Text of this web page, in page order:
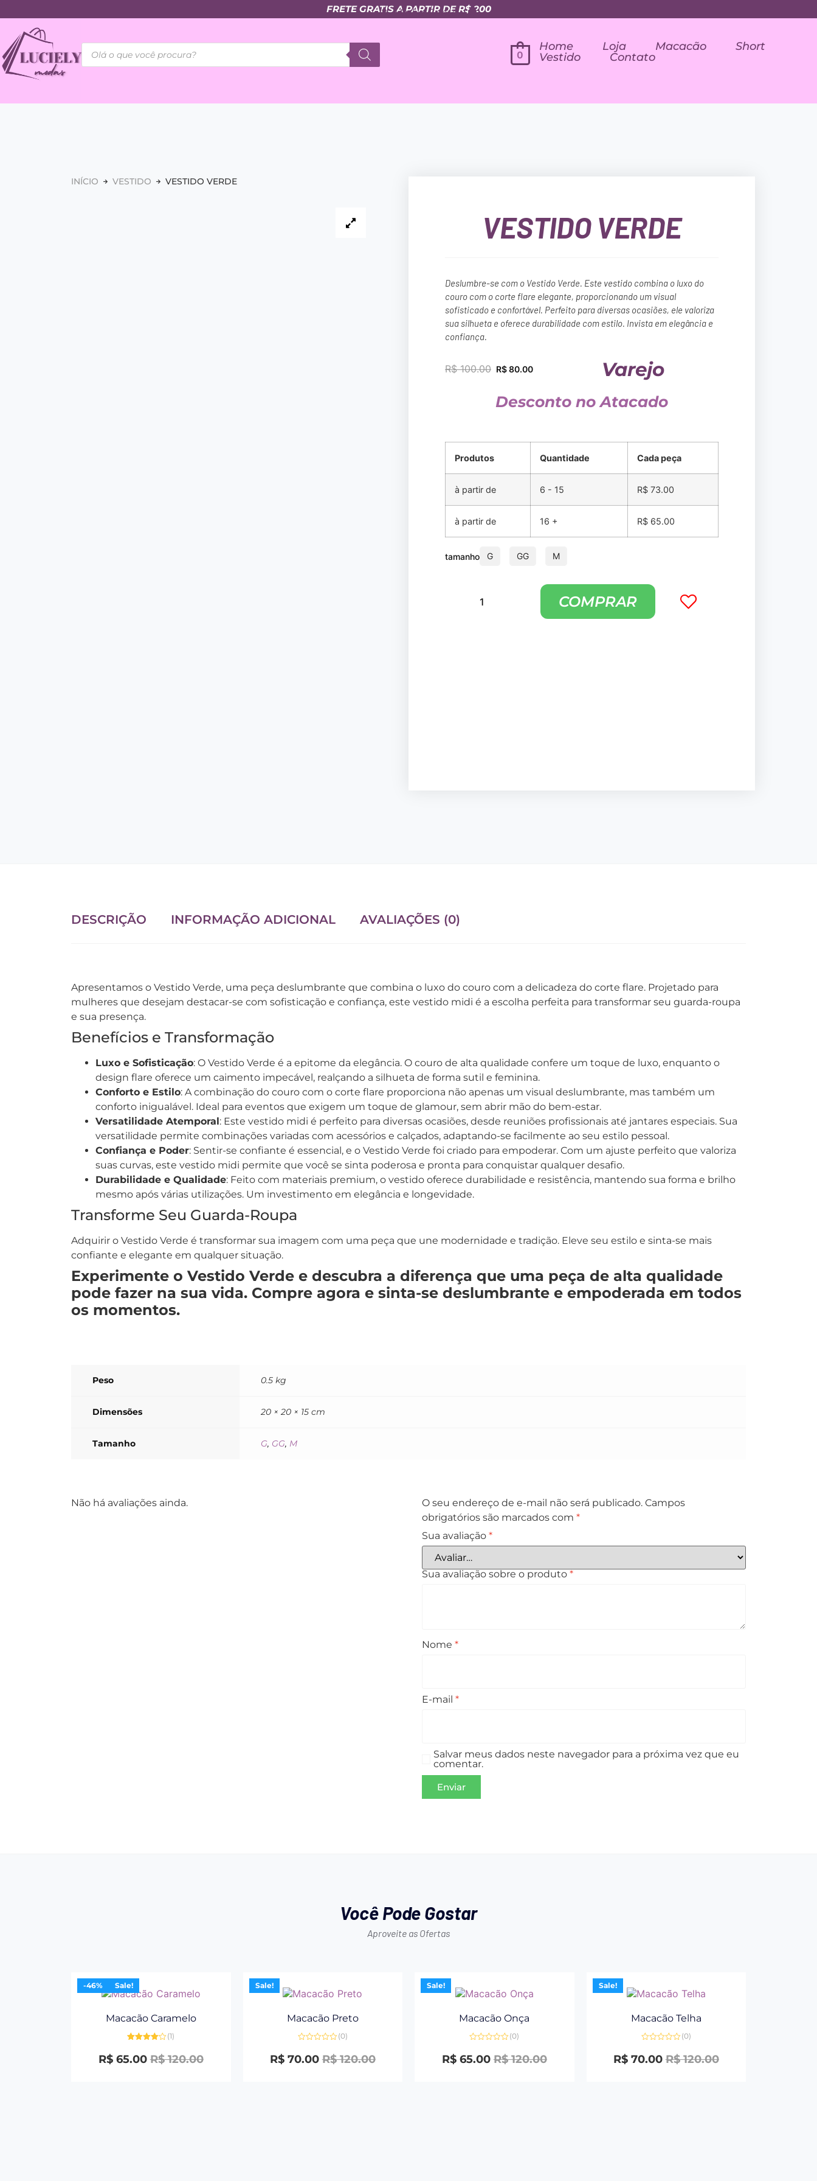
FRETE GRATIS A PARTIR DE R$ 200
Minha Conta
0
Home Loja Macacão
Short
Vestido
Contato
INÍCIO VESTIDO VESTIDO VERDE
VESTIDO VERDE
Deslumbre-se com o Vestido Verde. Este vestido combina o luxo do
couro com o corte flare elegante, proporcionando um visual
sofisticado e confortável. Perfeito para diversas ocasiões, ele valoriza
sua silhueta e oferece durabilidade com estilo. Invista em elegância e
confiança.
R$100.00 R$80.00 Varejo
Desconto no Atacado
Produtos Quantidade Cada peça
à partir de 6 - 15 R$ 73.00
à partir de 16 + R$ 65.00
tamanho G GG M
COMPRAR
DESCRIÇÃO INFORMAÇÃO ADICIONAL AVALIAÇÕES (0)
Apresentamos o Vestido Verde, uma peça deslumbrante que combina o luxo do couro com a delicadeza do corte flare. Projetado para
mulheres que desejam destacar-se com sofisticação e confiança, este vestido midi é a escolha perfeita para transformar seu guarda-roupa
e sua presença.
Benefícios e Transformação
Luxo e Sofisticação: O Vestido Verde é a epitome da elegância. O couro de alta qualidade confere um toque de luxo, enquanto o
design flare oferece um caimento impecável, realçando a silhueta de forma sutil e feminina.
Conforto e Estilo: A combinação do couro com o corte flare proporciona não apenas um visual deslumbrante, mas também um
conforto inigualável. Ideal para eventos que exigem um toque de glamour, sem abrir mão do bem-estar.
Versatilidade Atemporal: Este vestido midi é perfeito para diversas ocasiões, desde reuniões profissionais até jantares especiais. Sua
versatilidade permite combinações variadas com acessórios e calçados, adaptando-se facilmente ao seu estilo pessoal.
Confiança e Poder: Sentir-se confiante é essencial, e o Vestido Verde foi criado para empoderar. Com um ajuste perfeito que valoriza
suas curvas, este vestido midi permite que você se sinta poderosa e pronta para conquistar qualquer desafio.
Durabilidade e Qualidade: Feito com materiais premium, o vestido oferece durabilidade e resistência, mantendo sua forma e brilho
mesmo após várias utilizações. Um investimento em elegância e longevidade.
Transforme Seu Guarda-Roupa
Adquirir o Vestido Verde é transformar sua imagem com uma peça que une modernidade e tradição. Eleve seu estilo e sinta-se mais
confiante e elegante em qualquer situação.
Experimente o Vestido Verde e descubra a diferença que uma peça de alta qualidade
pode fazer na sua vida. Compre agora e sinta-se deslumbrante e empoderada em todos
os momentos.
Peso 0.5 kg
Dimensões 20 × 20 × 15 cm
Tamanho G, GG, M
Não há avaliações ainda. O seu endereço de e-mail não será publicado. Campos
obrigatórios são marcados com*
Sua avaliação*
Sua avaliação sobre o produto*
Nome*
E-mail*
Salvar meus dados neste navegador para a próxima vez que eu
comentar.
Você Pode Gostar
Aproveite as Ofertas
-46% Sale!
Macacão Caramelo
4.00 de 5
(1)
R$120.00
R$65.00
Sale!
Macacão Preto
0
de
(0)
R$120.00
R$70.00
Sale!
Macacão Onça
0
de
(0)
R$120.00
R$65.00
Sale!
Macacão Telha
0
de
(0)
R$120.00
R$70.00